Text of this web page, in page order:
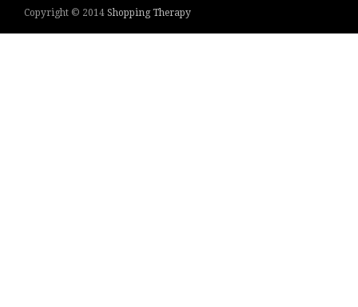
Copyright © 2014 Shopping Therapy